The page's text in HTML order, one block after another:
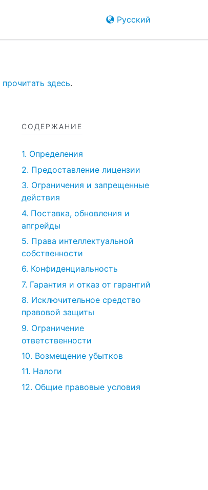
Русский
прочитать здесь.
СОДЕРЖАНИЕ
1. Определения
2. Предоставление лицензии
3. Ограничения и запрещенные
действия
4. Поставка, обновления и
апгрейды
5. Права интеллектуальной
собственности
6. Конфиденциальность
7. Гарантия и отказ от гарантий
8. Исключительное средство
правовой защиты
9. Ограничение
ответственности
10. Возмещение убытков
11. Налоги
12. Общие правовые условия